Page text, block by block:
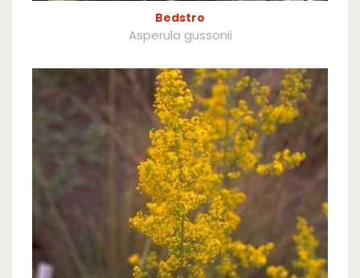
Bedstro
Asperula gussonii